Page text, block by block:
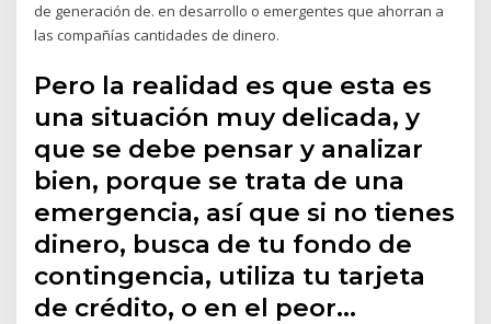
de generación de. en desarrollo o emergentes que ahorran a
las compañías cantidades de dinero.
Pero la realidad es que esta es
una situación muy delicada, y
que se debe pensar y analizar
bien, porque se trata de una
emergencia, así que si no tienes
dinero, busca de tu fondo de
contingencia, utiliza tu tarjeta
de crédito, o en el peor…